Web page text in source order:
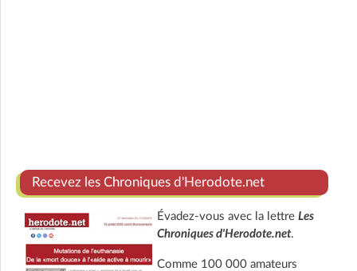
Recevez les Chroniques d'Herodote.net
Évadez-vous avec la lettre Les
Chroniques d'Herodote.net.
Comme 100 000 amateurs